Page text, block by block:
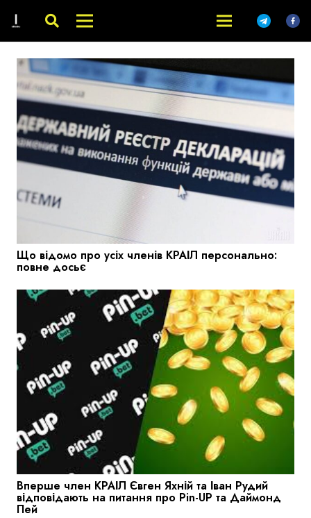
Що відомо про усіх членів КРАІЛ персонально:
повне досьє
Вперше член КРАІЛ Євген Яхній та Іван Рудий
відповідають на питання про Pin-UP та Даймонд
Пей